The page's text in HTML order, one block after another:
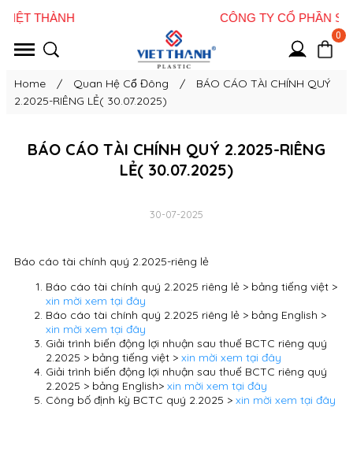
0
Home / Quan Hệ Cổ Đông /
BÁO CÁO TÀI CHÍNH QUÝ
2.2025-RIÊNG LẺ( 30.07.2025)
BÁO CÁO TÀI CHÍNH QUÝ 2.2025-RIÊNG
LẺ( 30.07.2025)
30-07-2025
Báo cáo tài chính quý 2.2025-riêng lẻ
Báo cáo tài chính quý 2.2025 riêng lẻ > bảng tiếng việt >
xin mời xem tại đây
Báo cáo tài chính quý 2.2025 riêng lẻ > bảng English >
xin mời xem tại đây
Giải trình biến động lợi nhuận sau thuế BCTC riêng quý
2.2025 > bảng tiếng việt > xin mời xem tại đây
Giải trình biến động lợi nhuận sau thuế BCTC riêng quý
2.2025 > bảng English> xin mời xem tại đây
Công bố định kỳ BCTC quý 2.2025 > xin mời xem tại đây